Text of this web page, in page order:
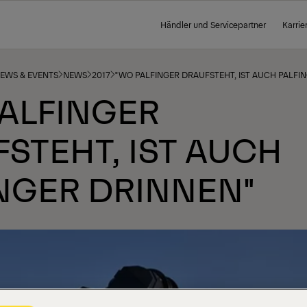
Händler und Servicepartner
& EVENTS NEWS 2017 "WO PALFINGER DRAUFSTEHT, IST AUCH
IST AUCH
DRINNEN"